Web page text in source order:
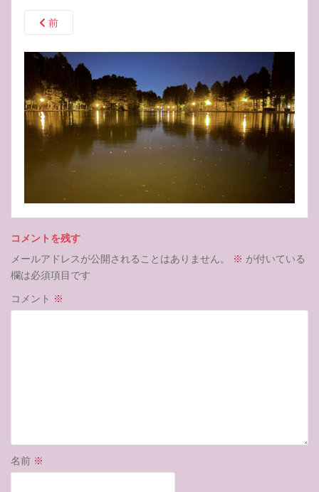
前
コメントを残す
メールアドレスが公開されることはありません。
※ が付いている
欄は必須項目です
コメント ※
名前 ※